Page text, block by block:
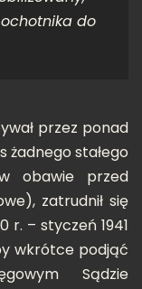
ochotnika do
przez ponad
żadnego stałego
obawie przed
zatrudnił się
r. – styczeń 1941
wkrótce podjąć
Sądzie